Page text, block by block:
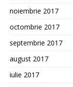
noiembrie 2017
octombrie 2017
septembrie 2017
august 2017
iulie 2017